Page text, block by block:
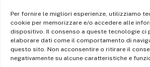
Per fornire le migliori esperienze, utilizziamo
cookie per memorizzare e/o accedere alle
dispositivo. Il consenso a queste tecnologie ci
elaborare dati come il comportamento di
questo sito. Non acconsentire o ritirare il
negativamente su alcune caratteristiche e
Attualità
Politica
Cronaca